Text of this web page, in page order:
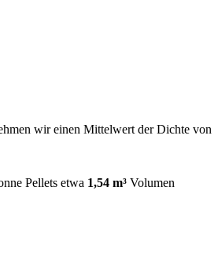
wir einen Mittelwert der Dichte von
Pellets etwa 1,54 m³ Volumen